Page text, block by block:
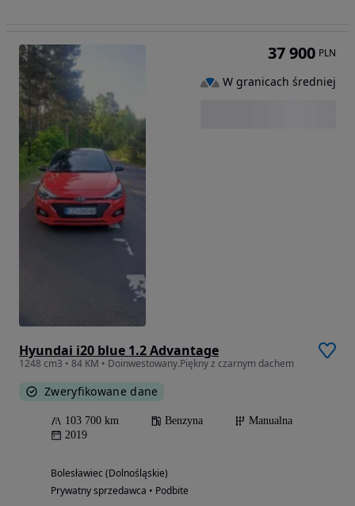
Hyundai i20 blue 1.2 Advantage
1248 cm3 • 84 KM • Doinwestowany.Piękny z czarnym dachem
Zweryfikowane dane
103 700 km Benzyna
Manualna
2019
Bolesławiec (Dolnośląskie)
Prywatny sprzedawca • Podbite
37 900 PLN
W granicach średniej